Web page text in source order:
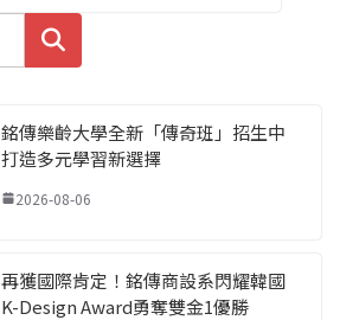
搜尋
銘傳樂齡大學全新「傳奇班」招生中
打造多元學習新選擇
2026-08-06
再獲國際肯定！銘傳商設系閃耀韓國
K-Design Award勇奪雙金1優勝